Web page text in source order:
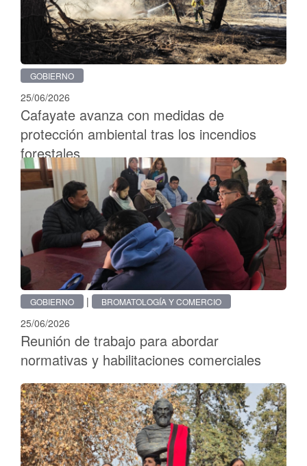
GOBIERNO
25/06/2026
Cafayate avanza con medidas de
protección ambiental tras los incendios
forestales
GOBIERNO | BROMATOLOGÍA Y COMERCIO
25/06/2026
Reunión de trabajo para abordar
normativas y habilitaciones comerciales